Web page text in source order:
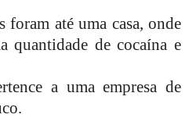
foram até uma casa, onde
quantidade de cocaína e
a uma empresa de